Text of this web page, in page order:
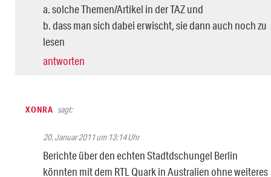
a. solche Themen/Artikel in der TAZ und
b. dass man sich dabei erwischt, sie dann auch noch zu
lesen
antworten
XONRA sagt:
20. Januar 2011 um 13:14 Uhr
Berichte über den echten Stadtdschungel Berlin
könnten mit dem RTL Quark in Australien ohne weiteres